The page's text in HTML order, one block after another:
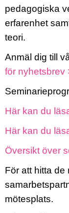
pedagogiska
erfarenhet
teori.
Anmäl dig till
för nyhetsbrev
Här kan du
Här kan du
Översikt över
För att hitta
mötesplats.